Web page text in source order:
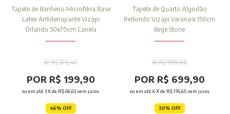
Tapete de Banheiro Microfibra Base
Latex Antiderrapante Vizapi
Orlando 50x70cm Canela
de R$ 375,40
POR R$ 199,90
ou em até 3X de R$ 66,63 sem juros
46% OFF
Tapete de Quarto Algodão
Redondo Vizapi Varanasi 150cm
Bege Stone
de R$ 999,86
POR R$ 699,90
ou em até 6X de R$ 116,65sem juros
30% OFF